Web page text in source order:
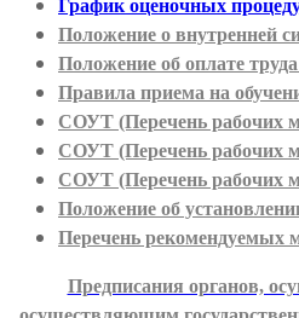
График оценочных
Положение о внутренней
Положение об оплате
Правила приема на
СОУТ (Перечень рабочих
СОУТ (Перечень рабочих
СОУТ (Перечень рабочих
Положение об
Перечень рекомендуемых
Предписания органов,